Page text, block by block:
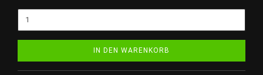
IN DEN WARENKORB